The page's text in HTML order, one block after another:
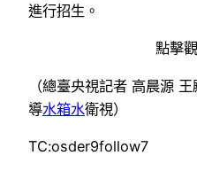
進行招生。
點擊
（總臺央視記者 高晨源
導水箱水衛視）
TC:osder9follow7